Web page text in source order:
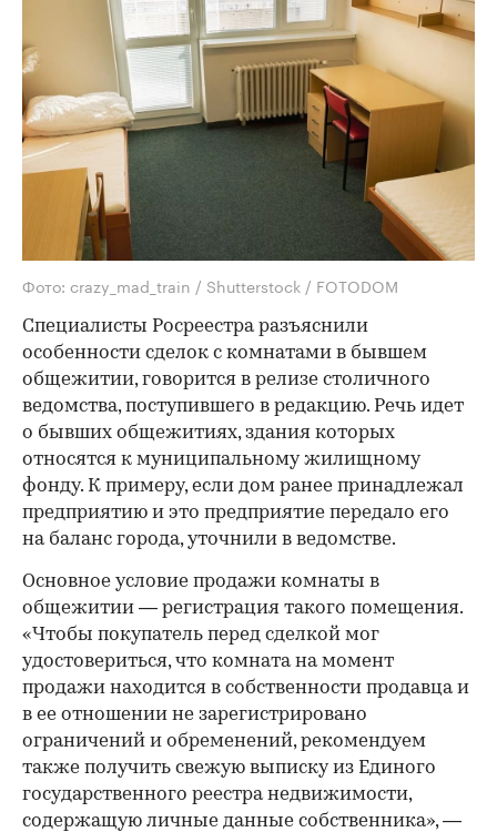
Фото: crazy_mad_train / Shutterstock / FOTODOM
Специалисты Росреестра разъяснили
особенности сделок с комнатами в бывшем
общежитии, говорится в релизе столичного
ведомства, поступившего в редакцию. Речь идет
о бывших общежитиях, здания которых
относятся к муниципальному жилищному
фонду. К примеру, если дом ранее принадлежал
предприятию и это предприятие передало его
на баланс города, уточнили в ведомстве.
Основное условие продажи комнаты в
общежитии — регистрация такого помещения.
«Чтобы покупатель перед сделкой мог
удостовериться, что комната на момент
продажи находится в собственности продавца и
в ее отношении не зарегистрировано
ограничений и обременений, рекомендуем
также получить свежую выписку из Единого
государственного реестра недвижимости,
содержащую личные данные собственника», —